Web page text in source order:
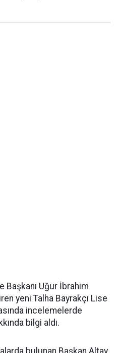
Başkanı Uğur İbrahim
yeni Talha Bayrakçı Lise
incelemelerde
bilgi aldı.
bulunan Başkan Altay,